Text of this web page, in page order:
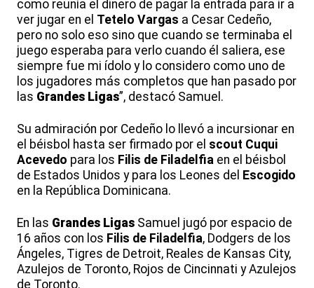
como reunía el dinero de pagar la entrada para ir a
ver jugar en el Tetelo Vargas a Cesar Cedeño,
pero no solo eso sino que cuando se terminaba el
juego esperaba para verlo cuando él saliera, ese
siempre fue mi ídolo y lo considero como uno de
los jugadores más completos que han pasado por
las Grandes Ligas”, destacó Samuel.
Su admiración por Cedeño lo llevó a incursionar en
el béisbol hasta ser firmado por el scout Cuqui
Acevedo para los Filis de Filadelfia en el béisbol
de Estados Unidos y para los Leones del Escogido
en la República Dominicana.
En las Grandes Ligas Samuel jugó por espacio de
16 años con los Filis de Filadelfia, Dodgers de los
Ángeles, Tigres de Detroit, Reales de Kansas City,
Azulejos de Toronto, Rojos de Cincinnati y Azulejos
de Toronto.